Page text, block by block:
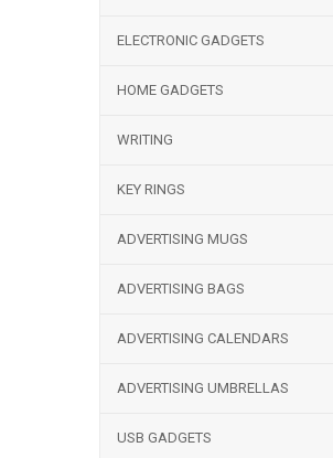
ELECTRONIC GADGETS
HOME GADGETS
WRITING
KEY RINGS
ADVERTISING MUGS
ADVERTISING BAGS
ADVERTISING CALENDARS
ADVERTISING UMBRELLAS
USB GADGETS